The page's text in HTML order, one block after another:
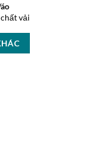
vải